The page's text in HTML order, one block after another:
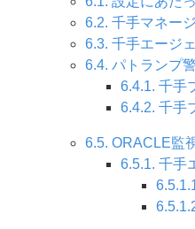
6.2. 千手マネー
6.3. 千手エージ
6.4. パトランプ
6.4.1. 千手
6.4.2. 千手
6.5. ORACLE監
6.5.1. 千手